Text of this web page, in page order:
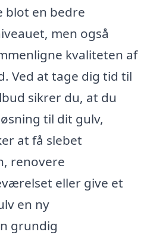
blot en bedre
men også
kvaliteten af
Ved at tage dig tid til
sikrer du, at du
til dit gulv,
at få slebet
renovere
eller give et
en ny
grundig